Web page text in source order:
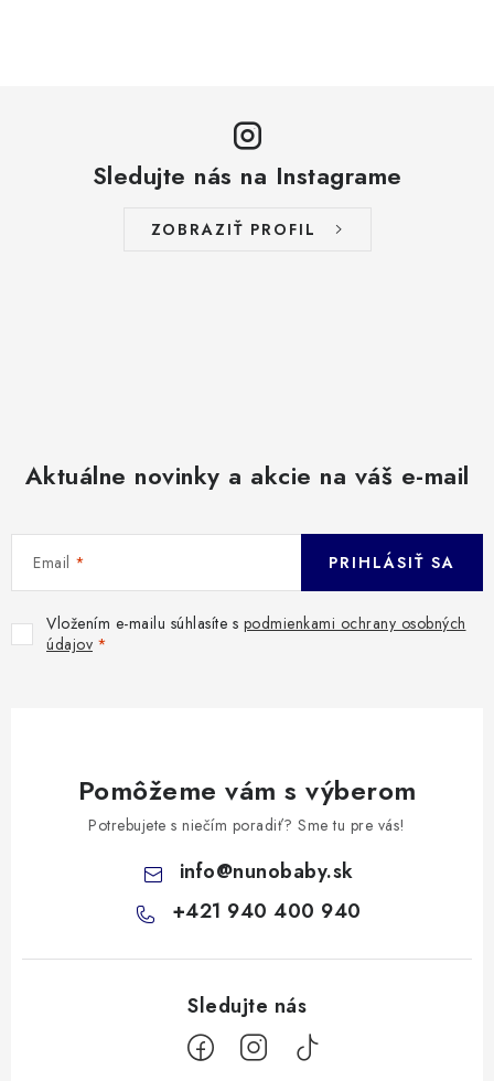
Sledujte nás na Instagrame
ZOBRAZIŤ PROFIL
Aktuálne novinky a akcie na váš e-mail
Email
Vložením e-mailu súhlasíte s podmienkami ochrany osobných
údajov
PRIHLÁSIŤ SA
Pomôžeme vám s výberom
Potrebujete s niečím poradiť? Sme tu pre vás!
info@nunobaby.sk
+421 940 400 940